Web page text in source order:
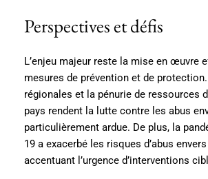
Perspectives et défis
L’enjeu majeur reste la mise en œuvre
mesures de prévention et de
régionales et la pénurie de ressources
pays rendent la lutte contre les abus
particulièrement ardue. De plus, la
19 a exacerbé les risques d’abus
accentuant l’urgence d’interventions